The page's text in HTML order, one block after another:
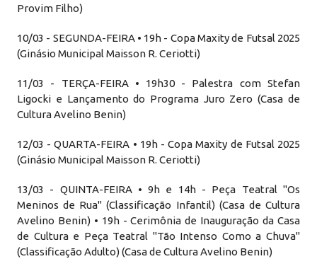
Provim Filho)
10/03 - SEGUNDA-FEIRA • 19h - Copa Maxity de Futsal 2025
(Ginásio Municipal Maisson R. Ceriotti)
11/03 - TERÇA-FEIRA • 19h30 - Palestra com Stefan
Ligocki e Lançamento do Programa Juro Zero (Casa de
Cultura Avelino Benin)
12/03 - QUARTA-FEIRA • 19h - Copa Maxity de Futsal 2025
(Ginásio Municipal Maisson R. Ceriotti)
13/03 - QUINTA-FEIRA • 9h e 14h - Peça Teatral "Os
Meninos de Rua" (Classificação Infantil) (Casa de Cultura
Avelino Benin) • 19h - Cerimônia de Inauguração da Casa
de Cultura e Peça Teatral "Tão Intenso Como a Chuva"
(Classificação Adulto) (Casa de Cultura Avelino Benin)